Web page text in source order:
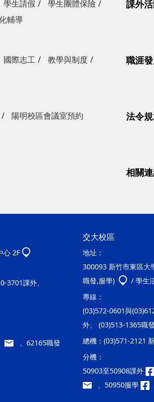
學生請假
學生團體保險
輔導
課外
國際志工
教學與制度
職涯
陽明校區會議室預約 法令
相關
心 2F
3701課外、
、62165職發
交大校區
地址：
300093 新竹市東區大
職發,服學)
/ 學生
專線：
(03)572-0601與
外、 (03)513-1365職
總機：(03)571-2121
分機：
50903至50908課外
、50950服學